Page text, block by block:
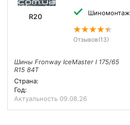
R20 Шиномонтаж
Отзывов(13)
Шины Fronway IceMaster I 175/65
R15 84T
Страна:
Год:
Актуальность 09.08.26